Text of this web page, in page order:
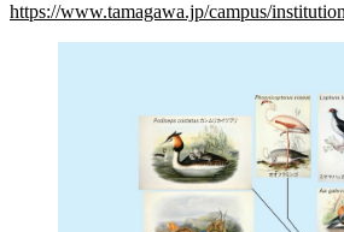
https://www.tamagawa.jp/campus/